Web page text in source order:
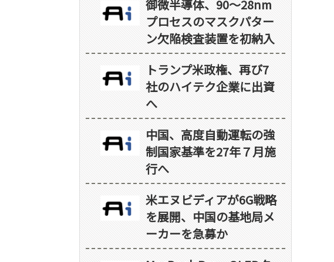
御微半導体、90～28nm
プロセスのマスクパター
ン欠陥検査装置を初納入
トランプ米政権、再び7
社のハイテク企業に出資
へ
中国、高度自動運転の強
制国家基準を27年７月施
行へ
米エヌビディアが6G戦略
を展開、中国の基地局メ
ーカーを急募か